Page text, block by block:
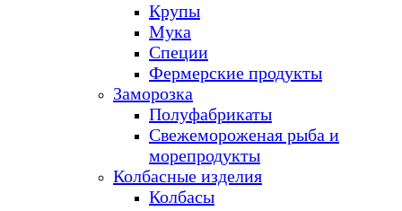
Крупы
Мука
Специи
Фермерские продукты
Заморозка
Полуфабрикаты
Свежемороженая рыба и
морепродукты
Колбасные изделия
Колбасы